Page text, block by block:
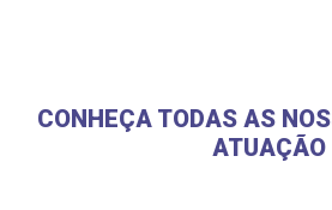
CONHEÇA TODAS AS
ATUAÇÃO